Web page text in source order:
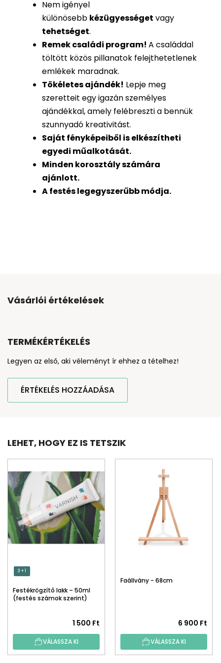
Nem igényel
különösebb kézügyességet vagy
tehetséget.
Remek családi program! A családdal
töltött közös pillanatok felejthetetlenek
emlékek maradnak.
Tökéletes ajándék! Lepje meg
szeretteit egy igazán személyes
ajándékkal, amely felébreszti a bennük
szunnyadó kreativitást.
Saját fényképeiből iselkészítheti
egyedi műalkotását.
Minden korosztály számára
ajánlott.
A festés legegyszerűbb módja.
Vásárlói értékelések
TERMÉKÉRTÉKELÉS
Legyen az első, aki véleményt ír ehhez a tételhez!
ÉRTÉKELÉS HOZZÁADÁSA
LEHET, HOGY EZ IS TETSZIK
3 + 1
Festékrögzítő lakk – 50ml
(festés számok szerint)
1 500 Ft
VÁLASSZA KI
Faállvány - 68cm
6 900 Ft
VÁLASSZA KI